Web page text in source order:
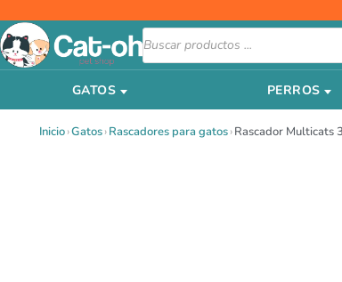
al
contenido
Búsqueda
de
productos
GATOS PERROS
Inicio›Gatos›Rascadores para gatos›Rascador Multicats